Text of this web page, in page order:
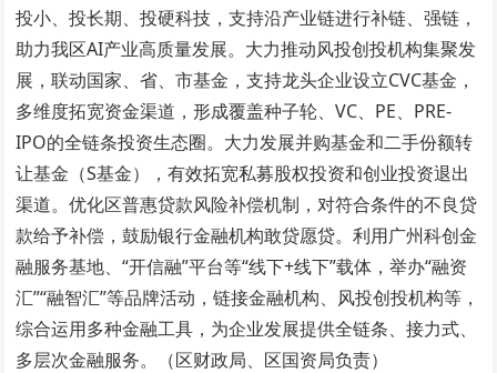
投小、投长期、投硬科技，支持沿产业链进行补链、强链，
助力我区AI产业高质量发展。大力推动风投创投机构集聚发
展，联动国家、省、市基金，支持龙头企业设立CVC基金，
多维度拓宽资金渠道，形成覆盖种子轮、VC、PE、PRE-
IPO的全链条投资生态圈。大力发展并购基金和二手份额转
让基金（S基金），有效拓宽私募股权投资和创业投资退出
渠道。优化区普惠贷款风险补偿机制，对符合条件的不良贷
款给予补偿，鼓励银行金融机构敢贷愿贷。利用广州科创金
融服务基地、“开信融”平台等“线下+线下”载体，举办“融资
汇”“融智汇”等品牌活动，链接金融机构、风投创投机构等，
综合运用多种金融工具，为企业发展提供全链条、接力式、
多层次金融服务。（区财政局、区国资局负责）